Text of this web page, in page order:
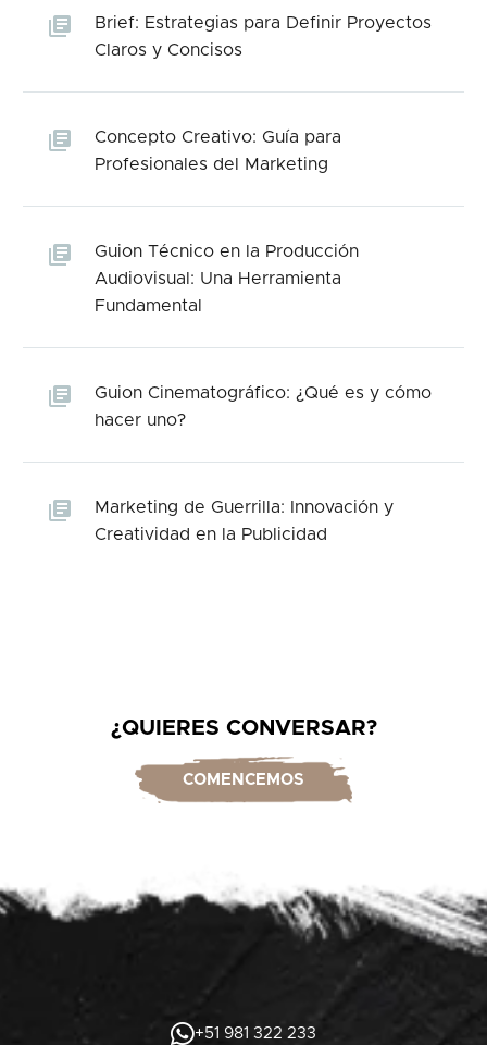
Brief: Estrategias para Definir Proyectos
Claros y Concisos
Concepto Creativo: Guía para
Profesionales del Marketing
Guion Técnico en la Producción
Audiovisual: Una Herramienta
Fundamental
Guion Cinematográfico: ¿Qué es y cómo
hacer uno?
Marketing de Guerrilla: Innovación y
Creatividad en la Publicidad
¿QUIERES CONVERSAR?
COMENCEMOS
+51 981 322 233